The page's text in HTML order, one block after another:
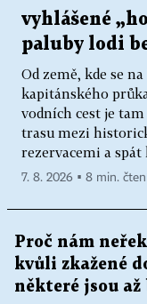
vyhlášené
paluby lodi
Od země, kde se
kapitánského
vodních cest je
trasu mezi
rezervacemi a spát
7. 8. 2026 ▪ 8 min.
Proč nám
kvůli zkažené
některé jsou